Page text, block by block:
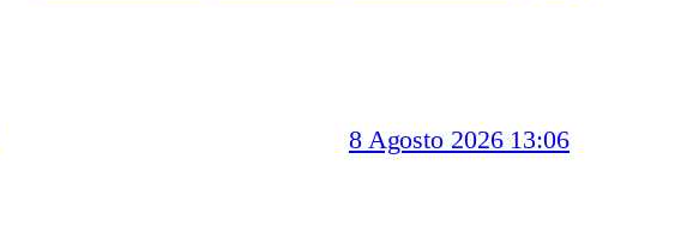
8 Agosto 2026 13:06